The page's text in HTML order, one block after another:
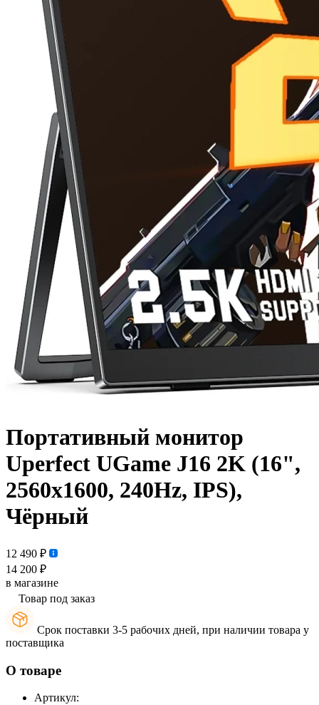
Портативный монитор
Uperfect UGame J16 2K (16",
2560x1600, 240Hz, IPS),
Чёрный
12 490 ₽
14 200 ₽
в магазине
Товар под заказ
Срок поставки 3-5 рабочих дней, при наличии товара у
поставщика
О товаре
Артикул: